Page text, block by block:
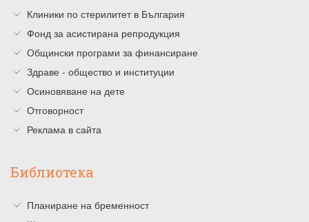
Клиники по стерилитет в България
Фонд за асистирана репродукция
Общински програми за финансиране
Здраве - общество и институции
Осиновяване на дете
Отговорност
Реклама в сайта
Библиотека
Планиране на бременност